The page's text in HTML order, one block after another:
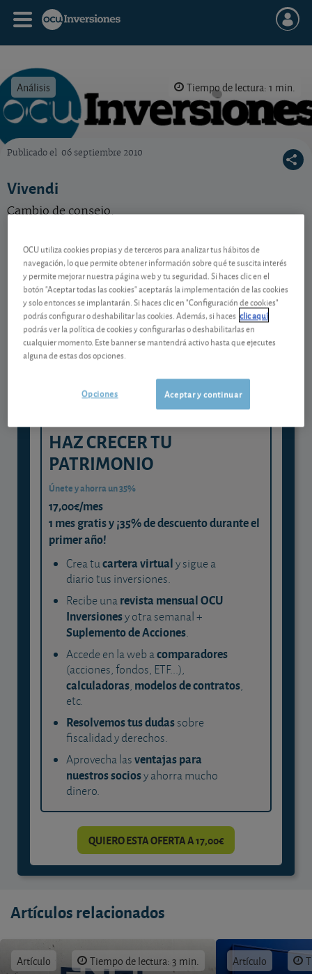
Análisis Tiempo de lectura: 1 min.
Publicado el 06 septiembre 2010
Vivendi
Cambio de consejo.
Contenido reservado a SOCIOS
Gestiona tu dinero con visión
experta
y consigue que cada euro trabaje
para ti
HAZ CRECER TU
PATRIMONIO
Únete y ahorra un 35%
17,00€/mes
1 mes gratis y ¡35% de descuento durante el
primer año!
Crea tucartera virtualy sigue a
diario tus inversiones.
Recibe unarevista mensual OCU
Inversionesy otra semanal +
Suplemento de Acciones.
Accede en la web acomparadores
(acciones, fondos, ETF...),
calculadoras, modelos de contratos,
etc.
Resolvemos tus dudassobre
fiscalidad y derechos.
Aprovecha lasventajas para
nuestros sociosy ahorra mucho
dinero.
QUIERO ESTA OFERTA A 17,00€
Artículos relacionados
Artículo Tiempo de lectura: 3 min. Artículo
OCU utiliza cookies propias y de terceros para analizar tus hábitos de
navegación, lo que permite obtener información sobre qué te suscita interés
y permite mejorar nuestra página web y tu seguridad. Si haces clic en el
botón "Aceptar todas las cookies" aceptarás la implementación de las cookies
y solo entonces se implantarán. Si haces clic en "Configuración de cookies"
podrás configurar o deshabilitar las cookies. Además, si haces clic aquí
podrás ver la política de cookies y configurarlas o deshabilitarlas en
cualquier momento. Este banner se mantendrá activo hasta que ejecutes
alguna de estas dos opciones.
Aceptar y continuar
Opciones